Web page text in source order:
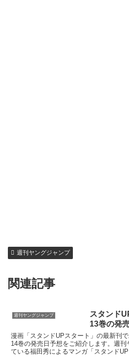
週刊ヤングジャンプ
関連記事
週刊ヤングジャンプ
スタンド
13巻の発
漫画「スタンドUPスタート」の最新刊
14巻の発売日予想をご紹介します。週
ている福田秀によるマンガ「スタンド